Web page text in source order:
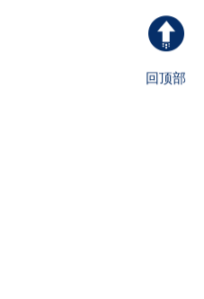
回顶部